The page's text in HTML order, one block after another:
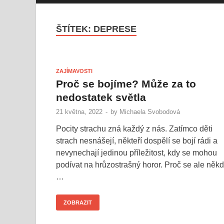
ŠTÍTEK: DEPRESE
ZAJÍMAVOSTI
Proč se bojíme? Může za to
nedostatek světla
21 května, 2022 - by Michaela Svobodová
Pocity strachu zná každý z nás. Zatímco děti
strach nesnášejí, někteří dospělí se bojí rádi a
nevynechají jedinou příležitost, kdy se mohou
podívat na hrůzostrašný horor. Proč se ale
…
ZOBRAZIT